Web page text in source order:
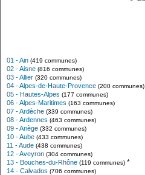
01 - Ain (419 communes)
02 - Aisne (816 communes)
03 - Allier (320 communes)
04 - Alpes-de-Haute-Provence (200 communes)
05 - Hautes-Alpes (177 communes)
06 - Alpes-Maritimes (163 communes)
07 - Ardèche (339 communes)
08 - Ardennes (463 communes)
09 - Ariège (332 communes)
10 - Aube (433 communes)
11 - Aude (438 communes)
12 - Aveyron (304 communes)
13 - Bouches-du-Rhône (119 communes) *
14 - Calvados (706 communes)